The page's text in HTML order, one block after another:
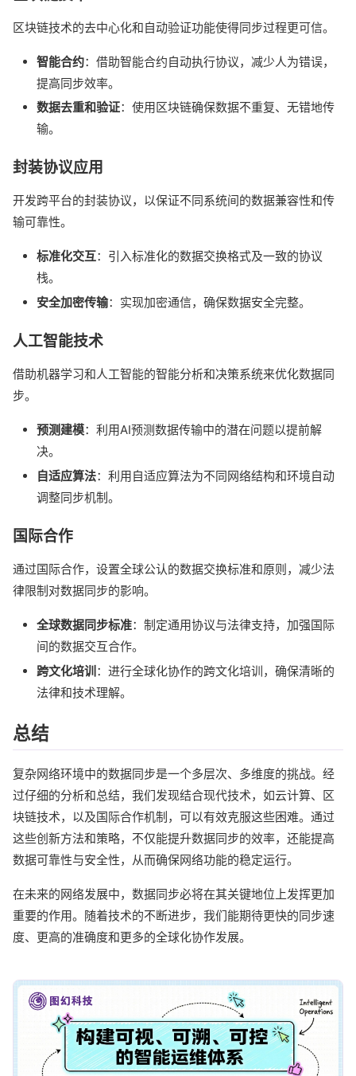
区块链技术的去中心化和自动验证功能使得同步过程更可信。
智能合约：借助智能合约自动执行协议，减少人为错误，
提高同步效率。
数据去重和验证：使用区块链确保数据不重复、无错地传
输。
封装协议应用
开发跨平台的封装协议，以保证不同系统间的数据兼容性和传
输可靠性。
标准化交互：引入标准化的数据交换格式及一致的协议
栈。
安全加密传输：实现加密通信，确保数据安全完整。
人工智能技术
借助机器学习和人工智能的智能分析和决策系统来优化数据同
步。
预测建模：利用AI预测数据传输中的潜在问题以提前解
决。
自适应算法：利用自适应算法为不同网络结构和环境自动
调整同步机制。
国际合作
通过国际合作，设置全球公认的数据交换标准和原则，减少法
律限制对数据同步的影响。
全球数据同步标准：制定通用协议与法律支持，加强国际
间的数据交互合作。
跨文化培训 ：进行全球化协作的跨文化培训，确保清晰的
法律和技术理解。
总结
复杂网络环境中的数据同步是一个多层次、多维度的挑战。经
过仔细的分析和总结，我们发现结合现代技术，如云计算、区
块链技术，以及国际合作机制，可以有效克服这些困难。通过
这些创新方法和策略，不仅能提升数据同步的效率，还能提高
数据可靠性与安全性，从而确保网络功能的稳定运行。
在未来的网络发展中，数据同步必将在其关键地位上发挥更加
重要的作用。随着技术的不断进步，我们能期待更快的同步速
度、更高的准确度和更多的全球化协作发展。